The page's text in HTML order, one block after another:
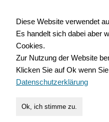
für
Diese Website verwendet
Es handelt sich dabei aber
Cookies.
Zur Nutzung der Website
Klicken Sie auf Ok wenn
Datenschutzerklärung
Ok, ich stimme zu.